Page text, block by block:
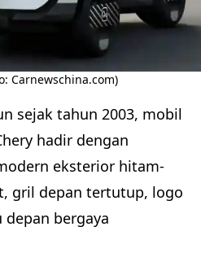
Carnewschina.com)
sejak tahun 2003, mobil
hadir dengan
eksterior hitam-
gril depan tertutup, logo
bergaya